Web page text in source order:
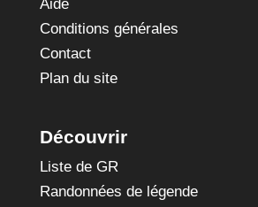
Aide
Conditions générales
Contact
Plan du site
Découvrir
Liste de GR
Randonnées de légende